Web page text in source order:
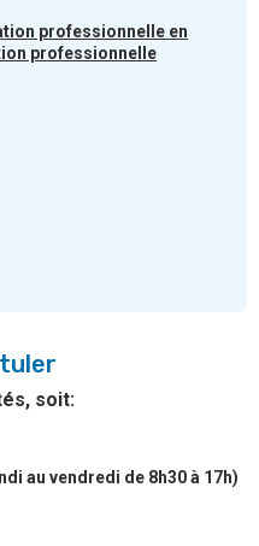
professionnelle en
professionnelle
soit:
au vendredi de 8h30 à 17h)